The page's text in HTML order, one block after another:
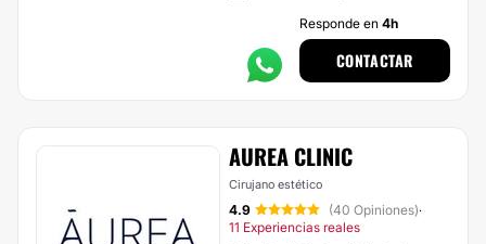
Responde en 4h
CONTACTAR
AUREA CLINIC
Cirujano estético
4.9 (40 Opiniones)·
11 Experiencias reales